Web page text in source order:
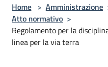
Home > Amministrazione
Atto normativo >
Regolamento per la
linea per la via terra